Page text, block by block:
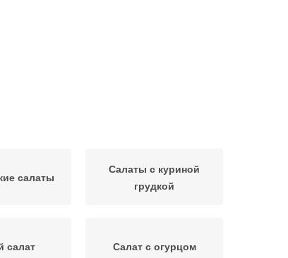
салаты
Салаты с куриной
грудкой
салат Салат с огурцом